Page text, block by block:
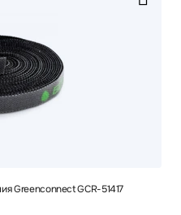
Greenconnect GCR-51417